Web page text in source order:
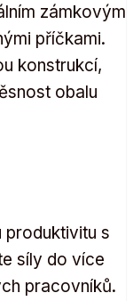
zámkovým
příčkami.
konstrukcí,
obalu
s
síly do více
pracovníků.